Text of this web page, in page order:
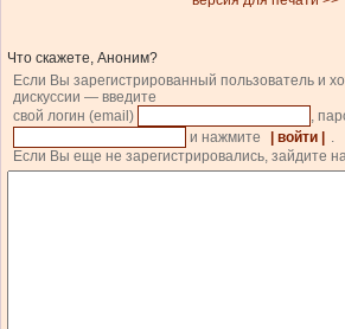
Что скажете, Аноним?
Если Вы зарегистрированный пользователь и
дискуссии — введите
свой логин (email)
,
и нажмите
| войти |
.
Если Вы еще не зарегистрировались, зайдите